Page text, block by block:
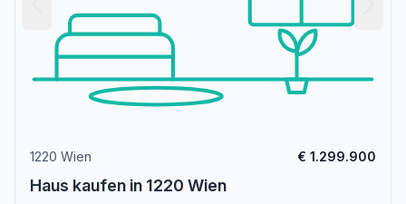
1220 Wien € 1.299.900
Haus kaufen in 1220 Wien